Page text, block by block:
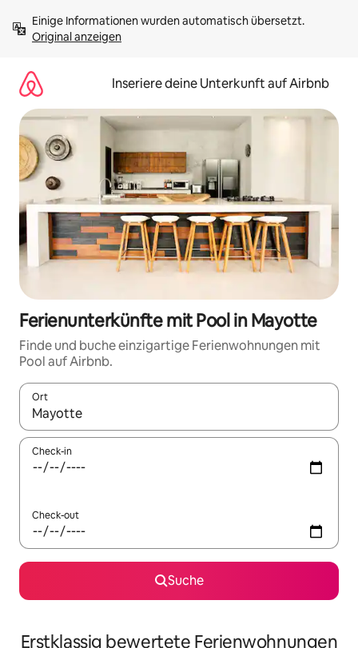
Inhalten
springenOriginal anzeigen
Inseriere deine Unterkunft auf Airbnb
Ferienunterkünfte mit Pool in Mayotte
Finde und buche einzigartige Ferienwohnungen mit
Pool auf Airbnb.
Ort
Wenn Ergebnisse verfügbar sind, navigiere mit den
Check-in
Check-out
Suche
Erstklassig bewertete Ferienwohnungen